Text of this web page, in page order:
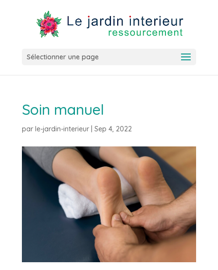
Sélectionner une page
Soin manuel
par le-jardin-interieur| Sep 4, 2022